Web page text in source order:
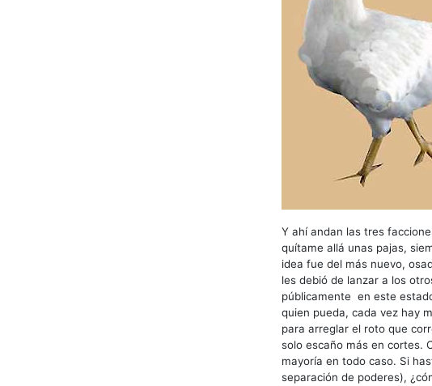
Y ahí andan las tres
quítame allá unas pajas,
idea fue del más nuevo,
les debió de lanzar a los
públicamente en este
quien pueda, cada vez hay
para arreglar el roto que
solo escaño más en cortes.
mayoría en todo caso. Si
separación de poderes),